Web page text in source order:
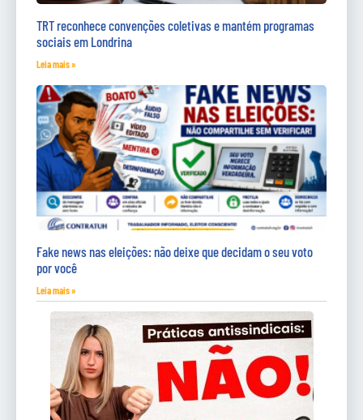
TRT reconhece convenções coletivas e mantém programas
sociais em Londrina
Leia mais »
Fake news nas eleições: não deixe que decidam o seu voto
por você
Leia mais »